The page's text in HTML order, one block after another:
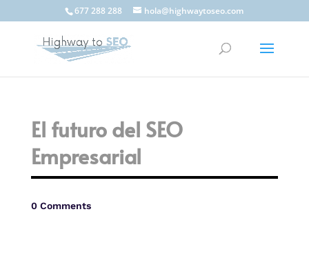
677 288 288 hola@highwaytoseo.com
El futuro del SEO
Empresarial
0 Comments